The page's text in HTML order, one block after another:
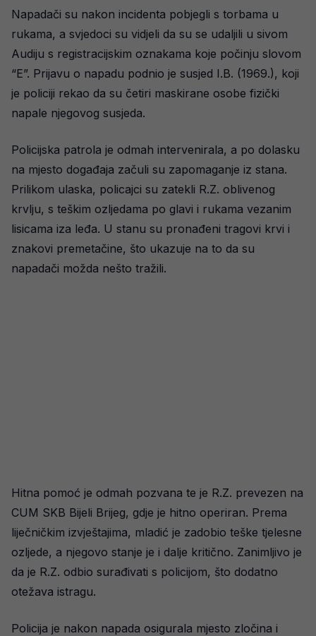
Napadači su nakon incidenta pobjegli s torbama u
rukama, a svjedoci su vidjeli da su se udaljili u sivom
Audiju s registracijskim oznakama koje počinju slovom
“E”. Prijavu o napadu podnio je susjed I.B. (1969.), koji
je policiji rekao da su četiri maskirane osobe fizički
napale njegovog susjeda.
Policijska patrola je odmah intervenirala, a po dolasku
na mjesto događaja začuli su zapomaganje iz stana.
Prilikom ulaska, policajci su zatekli R.Z. oblivenog
krvlju, s teškim ozljedama po glavi i rukama vezanim
lisicama iza leđa. U stanu su pronađeni tragovi krvi i
znakovi premetačine, što ukazuje na to da su
napadači možda nešto tražili.
Hitna pomoć je odmah pozvana te je R.Z. prevezen na
CUM SKB Bijeli Brijeg, gdje je hitno operiran. Prema
liječničkim izvještajima, mladić je zadobio teške tjelesne
ozljede, a njegovo stanje je i dalje kritično. Zanimljivo je
da je R.Z. odbio surađivati s policijom, što dodatno
otežava istragu.
Policija je nakon napada osigurala mjesto zločina i